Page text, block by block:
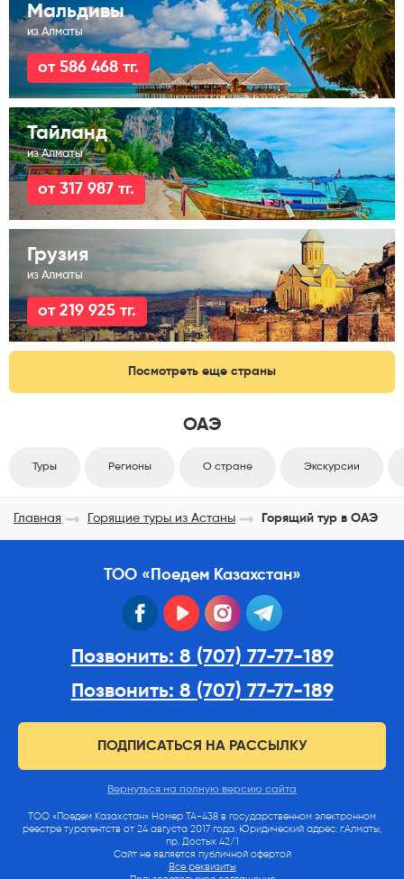
Мальдивы
из Алматы
от 586 468 тг.
Тайланд
из Алматы
от 317 987 тг.
Грузия
из Алматы
от 219 925 тг.
Посмотреть еще страны
ОАЭ
Туры Регионы О стране Экскурсии
Главная Горящие туры из Астаны Горящий тур в ОАЭ
ТОО «Поедем Казахстан»
facebook youtube instagram
Позвонить: 8 (707) 77-77-189
Позвонить: 8 (707) 77-77-189
ПОДПИСАТЬСЯ НА РАССЫЛКУ
Вернуться на полную версию сайта
ТОО «Поедем Казахстан» Номер ТА-438 в государственном электронном
реестре турагентств от 24 августа 2017 года. Юридический адрес: г.Алматы,
пр. Достык 42/1
Сайт не является публичной офертой
Все реквизиты